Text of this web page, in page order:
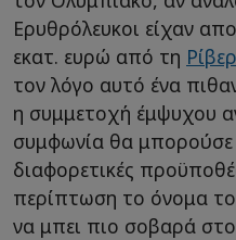
Ερυθρόλευκοι είχαν
εκατ. ευρώ από τη
τον λόγο αυτό ένα
η συμμετοχή έμψυχου
συμφωνία θα μπορούσε
διαφορετικές
περίπτωση το όνομα
να μπει πιο σοβαρά